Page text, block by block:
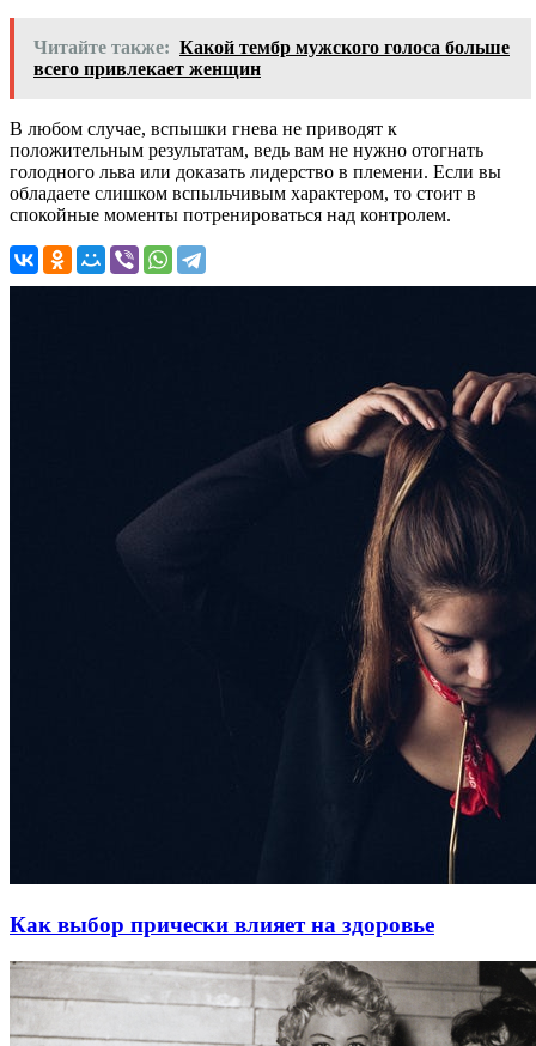
Читайте также: Какой тембр мужского голоса больше
всего привлекает женщин
В любом случае, вспышки гнева не приводят к
положительным результатам, ведь вам не нужно отогнать
голодного льва или доказать лидерство в племени. Если вы
обладаете слишком вспыльчивым характером, то стоит в
спокойные моменты потренироваться над контролем.
Как выбор прически влияет на здоровье